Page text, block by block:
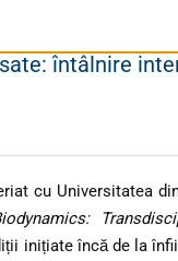
întâlnire
cu Universitatea
inițiate încă de la